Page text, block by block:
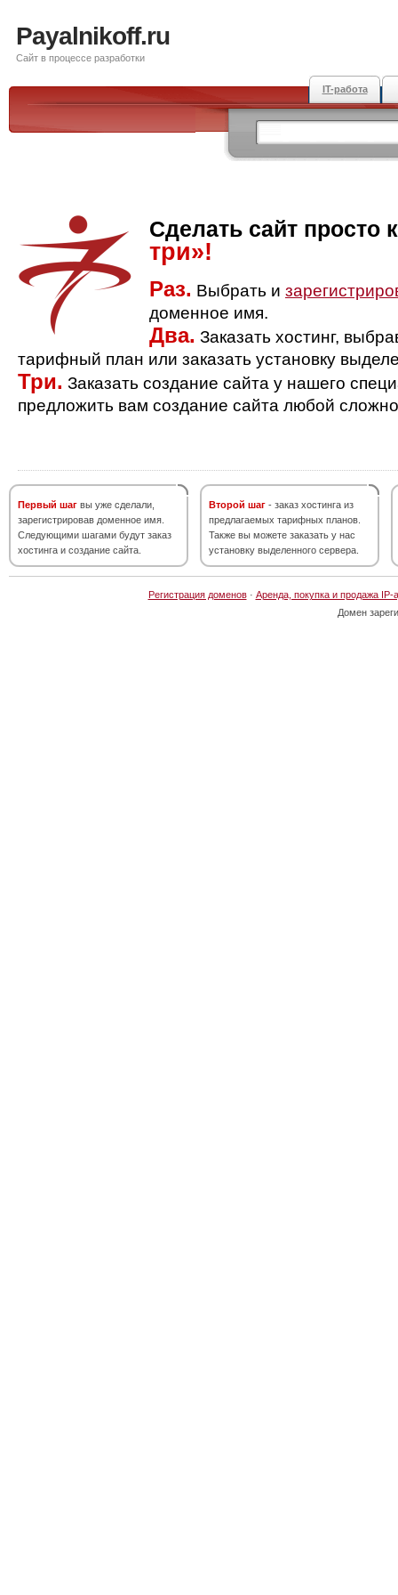
Payalnikoff.ru
Сайт в процессе разработки
IT-работа
Сделать сайт просто
три»!
Раз. Выбрать и
доменное имя.
Два. Заказать хостинг,
тарифный план или заказать установку
Три. Заказать создание сайта у нашего
предложить вам создание сайта любой
Первый шаг вы уже сделали,
зарегистрировав доменное имя.
Следующими шагами будут заказ
хостинга и создание сайта.
Второй шаг - заказ хостинга из
предлагаемых тарифных планов.
Также вы можете заказать у нас
установку выделенного сервера.
Регистрация доменов· Аренда, покупка и продажа IP-
Домен